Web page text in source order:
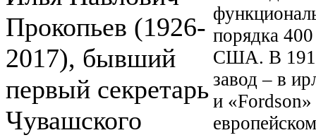
Прокопьев (1926-
2017), бывший
первый секретарь
Чувашского
порядка
США. В
завод – в
и «Fordson»